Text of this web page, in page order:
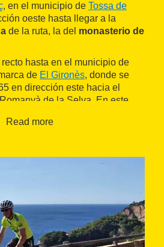
, en el municipio de Tossa de
oeste hasta llegar a la
de la ruta, la del monasterio de
hasta en el municipio de
de El Gironès, donde se
en dirección este hacia el
de la Selva. En este
es tan elevada como la primera.
. Se trata del
salir de Palamós en dirección
31 de nuevo y atravesar la
y el municipio deSant Feliu
de Mar. Por el camino el
Read more